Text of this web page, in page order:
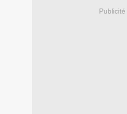
Publicité